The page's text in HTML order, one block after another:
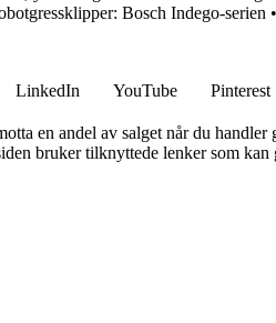
Bosch Indego-serien •
LinkedIn YouTube Pinterest
en andel av salget når du handler
bruker tilknyttede lenker som